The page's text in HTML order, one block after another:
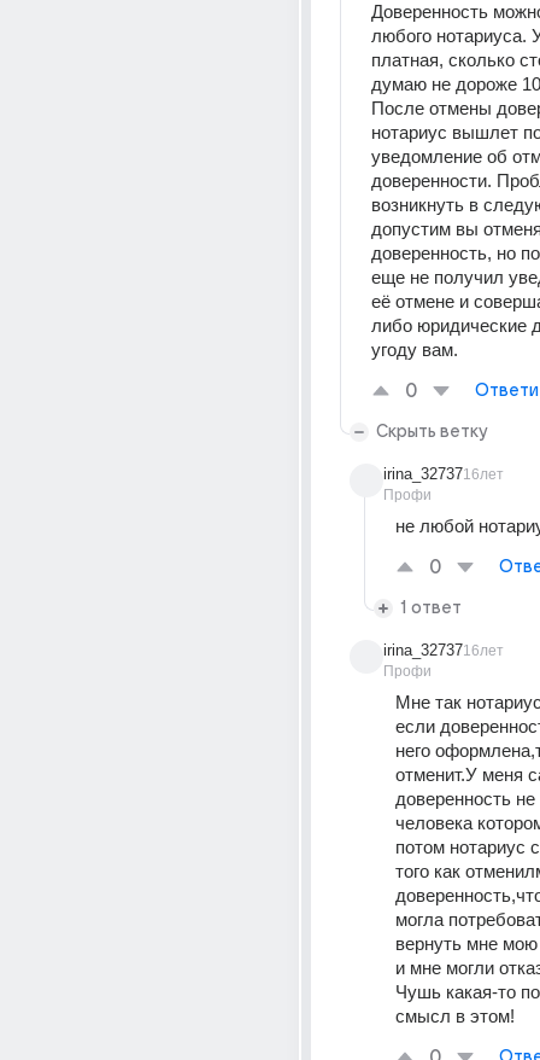
Доверенность
любого нотариуса.
платная, сколько
думаю не дороже
После отмены
нотариус вышлет
уведомление об
доверенности.
возникнуть в
допустим вы
доверенность, но
еще не получил
её отмене и
либо юридические
угоду вам.
0
Скрыть ветку
irina_32737
Профи
16лет
не любой
0
1 ответ
irina_32737
Профи
16лет
Мне так
если
него
отменит.У меня
доверенность
человека
потом нотариус
того как
могла
вернуть мне
и мне могли
Чушь какая-то
смысл в этом!